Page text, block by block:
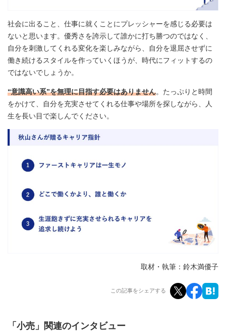
社会に出ること、仕事に就くことにプレッシャーを感じる必要は
ないと思います。優秀さを誇示して誰かに打ち勝つのではなく、
自分を刺激してくれる変化を楽しみながら、自分を退屈させずに
働き続けるスタイルを作っていくほうが、時代にフィットするの
ではないでしょうか。
“意識高い系”を無理に目指す必要はありません。たっぷりと時間
をかけて、自分を充実させてくれる仕事や場所を探しながら、人
生を長い目で楽しんでください。
取材・執筆：鈴木満優子
この記事をシェアする
「小売」関連のインタビュー